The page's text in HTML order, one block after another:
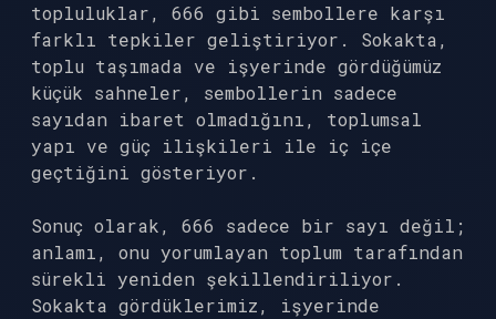
topluluklar, 666 gibi sembollere karşı
farklı tepkiler geliştiriyor. Sokakta,
toplu taşımada ve işyerinde gördüğümüz
küçük sahneler, sembollerin sadece
sayıdan ibaret olmadığını, toplumsal
yapı ve güç ilişkileri ile iç içe
geçtiğini gösteriyor.
Sonuç olarak, 666 sadece bir sayı değil;
anlamı, onu yorumlayan toplum tarafından
sürekli yeniden şekillendiriliyor.
Sokakta gördüklerimiz, işyerinde